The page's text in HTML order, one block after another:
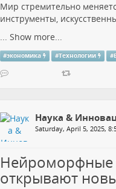
Мир стремительно
инструменты,
... Show more...
#экономика #Технологии #
Наука &
Saturday, April 5, 2025,
Нейроморфные
открывают